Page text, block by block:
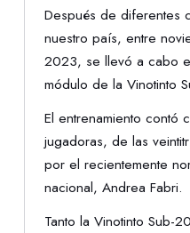
Después de diferentes
nuestro país, entre
2023, se llevó a cabo
módulo de la Vinotinto
El entrenamiento contó
jugadoras, de las
por el recientemente
nacional, Andrea Fabri.
Tanto la Vinotinto Sub-